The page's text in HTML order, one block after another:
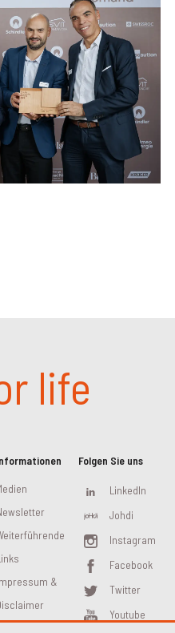
life
&
Folgen Sie uns
LinkedIn
Johdi
Instagram
Facebook
Twitter
Youtube